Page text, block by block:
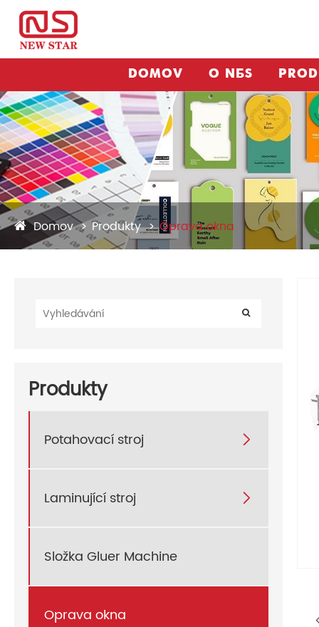
DOMOV O NÁS
Domov Produkty Oprava okna
Produkty
Potahovací stroj 
Laminující stroj 
Složka Gluer Machine
Oprava okna